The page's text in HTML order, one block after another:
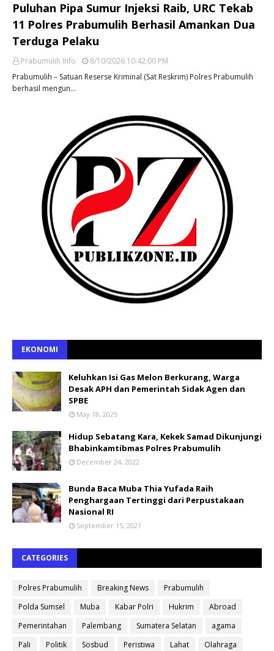
Puluhan Pipa Sumur Injeksi Raib, URC Tekab
11 Polres Prabumulih Berhasil Amankan Dua
Terduga Pelaku
Prabumulih Info
8/10/2026 10:42:00 PM
Prabumulih – Satuan Reserse Kriminal (Sat Reskrim) Polres Prabumulih
berhasil mengun…
EKONOMI
Keluhkan Isi Gas Melon Berkurang, Warga
Desak APH dan Pemerintah Sidak Agen dan
SPBE
May 18, 2025
Hidup Sebatang Kara, Kekek Samad Dikunjungi
Bhabinkamtibmas Polres Prabumulih
December 24, 2022
Bunda Baca Muba Thia Yufada Raih
Penghargaan Tertinggi dari Perpustakaan
Nasional RI
September 15, 2021
CATEGORIES
Polres Prabumulih Breaking News
Prabumulih
Polda Sumsel
Muba Kabar Polri Hukrim
Abroad
Pemerintahan
Palembang Sumatera Selatan
agama
Pali
Politik Sosbud Peristiwa Lahat
Olahraga